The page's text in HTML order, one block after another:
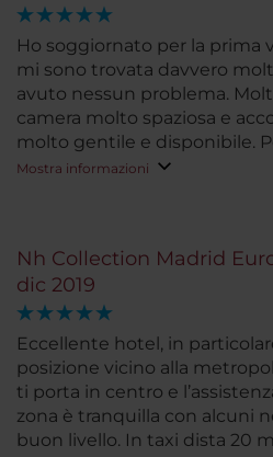
Ho soggiornato per la prima
mi sono trovata davvero
avuto nessun problema.
camera molto spaziosa e
molto gentile e disponibile.
colazione, molto completa e
Mostra informazioni
Nh Collection Madrid
dic 2019
Eccellente hotel, in
posizione vicino alla
ti porta in centro e
zona è tranquilla con alcuni
buon livello. In taxi dista 20